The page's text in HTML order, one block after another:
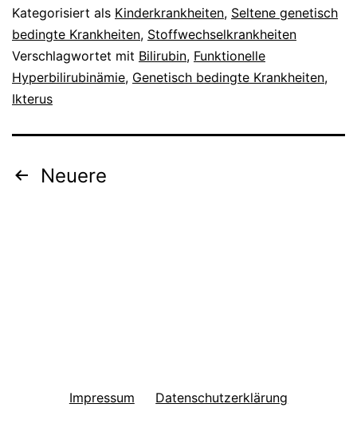
Kategorisiert als Kinderkrankheiten, Seltene genetisch
bedingte Krankheiten, Stoffwechselkrankheiten
Verschlagwortet mit Bilirubin, Funktionelle
Hyperbilirubinämie, Genetisch bedingte Krankheiten,
Ikterus
Seitennummerierung
Neuere
Impressum Datenschutzerklärung